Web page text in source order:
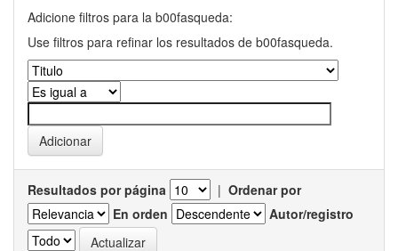
Adicione filtros para la b00fasqueda:
Use filtros para refinar los resultados de b00fasqueda.
Resultados por página | Ordenar por
En orden
Autor/registro